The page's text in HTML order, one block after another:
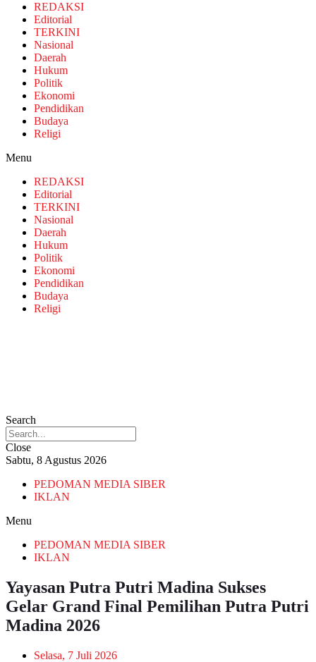
REDAKSI
Editorial
TERKINI
Nasional
Daerah
Hukum
Politik
Ekonomi
Pendidikan
Budaya
Religi
Menu
REDAKSI
Editorial
TERKINI
Nasional
Daerah
Hukum
Politik
Ekonomi
Pendidikan
Budaya
Religi
Search
Close
Sabtu, 8 Agustus 2026
PEDOMAN MEDIA SIBER
IKLAN
Menu
PEDOMAN MEDIA SIBER
IKLAN
Yayasan Putra Putri Madina Sukses
Gelar Grand Final Pemilihan Putra Putri
Madina 2026
Selasa, 7 Juli 2026